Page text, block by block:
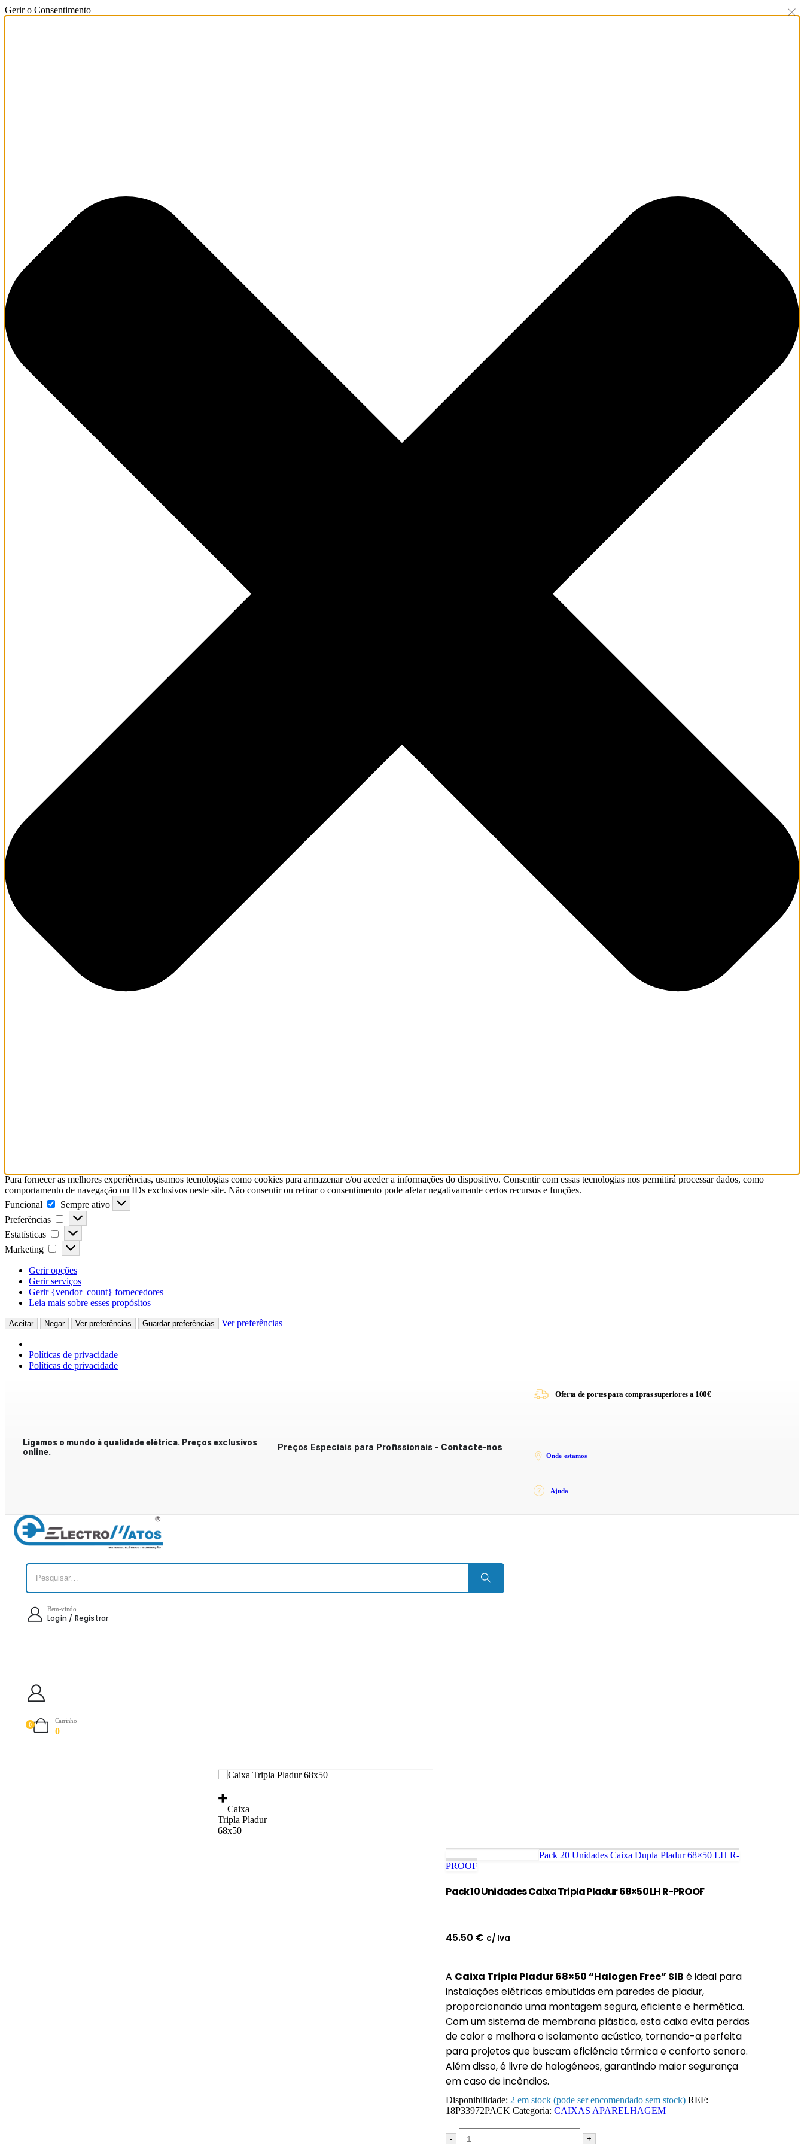
Gerir o Consentimento
Para fornecer as melhores experiências, usamos tecnologias como cookies para armazenar e/ou aceder a informações do dispositivo. Consentir com essas tecnologias nos permitirá processar dados, como
comportamento de navegação ou IDs exclusivos neste site. Não consentir ou retirar o consentimento pode afetar negativamante certos recursos e funções.
Funcional
Sempre ativo
Preferências
Estatísticas
Marketing
Gerir opções
Gerir serviços
Gerir {vendor_count} fornecedores
Leia mais sobre esses propósitos
Aceitar Negar Ver preferências Guardar preferências Ver preferências
Políticas de privacidade
Políticas de privacidade
Ligamos o mundo à qualidade elétrica. Preços exclusivos
online.
Preços Especiais para Profissionais - Contacte-nos
Oferta de portes para compras superiores a 100€
Onde estamos
Ajuda
Bem-vindo
Login / Registrar
0
Carrinho
0
Pack 20 Unidades Caixa Dupla Pladur 68×50 LH R-
PROOF
Pack 10 Unidades Caixa Tripla Pladur 68×50 LH R-PROOF
45.50 € c/ Iva
A Caixa Tripla Pladur 68×50 “Halogen Free” SIB é ideal para
instalações elétricas embutidas em paredes de pladur,
proporcionando uma montagem segura, eficiente e hermética.
Com um sistema de membrana plástica, esta caixa evita perdas
de calor e melhora o isolamento acústico, tornando-a perfeita
para projetos que buscam eficiência térmica e conforto sonoro.
Além disso, é livre de halogéneos, garantindo maior segurança
em caso de incêndios.
Disponibilidade: 2 em stock (pode ser encomendado sem stock) REF:
18P33972PACK Categoria:CAIXAS APARELHAGEM
- +